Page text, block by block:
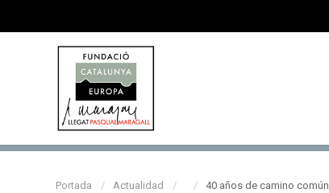
Portada Actualidad 40 años de camino común